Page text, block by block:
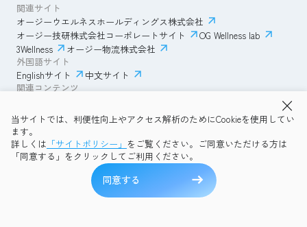
当サイトでは、利便性向上やアクセス解析のためにCookieを使用してい
ます。
詳しくは 「サイトポリシー」 をご覧ください。ご同意いただける方は
「同意する」をクリックしてご利用ください。
同意する
関連サイト
オージーウエルネスホールディングス株式会社
オージー技研株式会社コーポレートサイト
OG Wellness lab
3Wellness
オージー物流株式会社
外国語サイト
Englishサイト
中文サイト
関連コンテンツ
透明性ガイドライン
プライバシーポリシー
OG Wellness会員規約
コミュニティガイドライン
サイトマップ
Copyright © 2026 OG Wellness Co., Ltd. All rights reserved.